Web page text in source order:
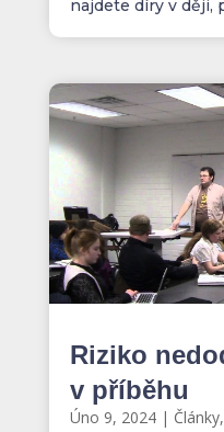
najdete díry v ději,
Riziko
v příběhu
Úno 9, 2024|